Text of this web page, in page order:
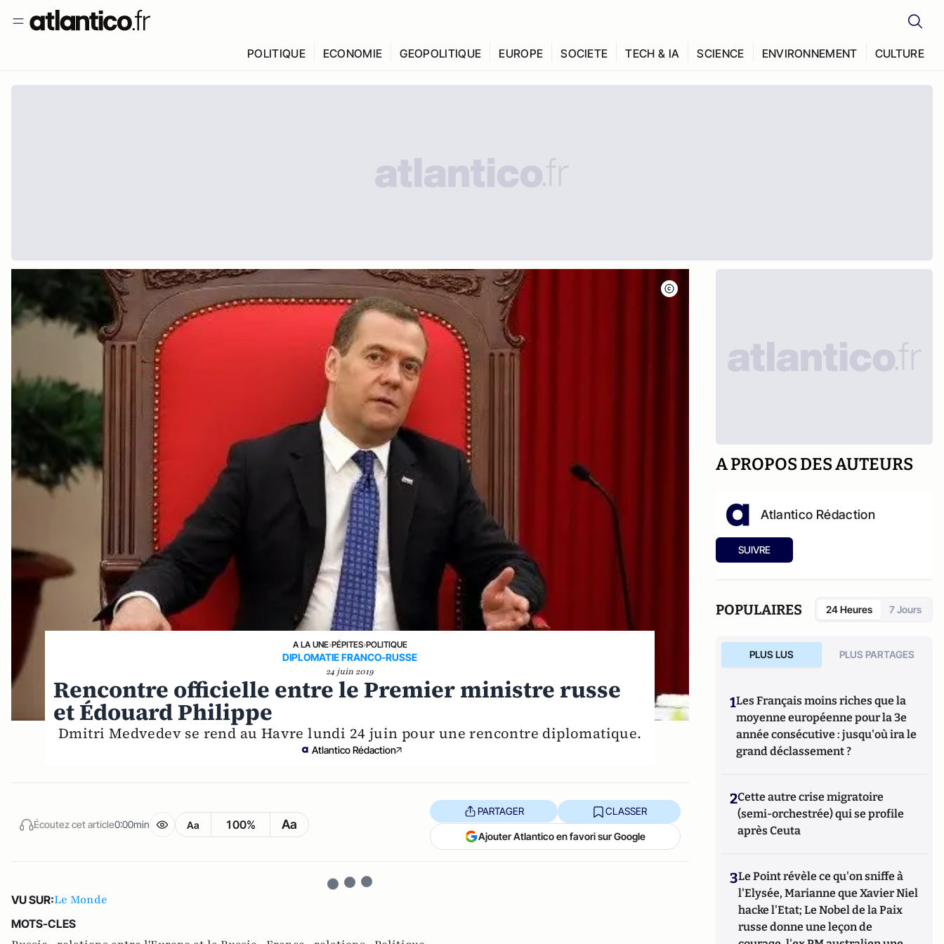
POLITIQUE ECONOMIE GEOPOLITIQUE EUROPE SOCIETE TECH & IA SCIENCE ENVIRONNEMENT CULTURE
A LA UNE›PÉPITES›POLITIQUE
DIPLOMATIE FRANCO-RUSSE
24 juin 2019
Rencontre officielle entre le Premier ministre russe
et Édouard Philippe
Dmitri Medvedev se rend au Havre lundi 24 juin pour une rencontre diplomatique.
Atlantico Rédaction
Écoutez cet article0:00min Aa 100% Aa
PARTAGER CLASSER
Ajouter Atlantico en favori sur Google
VU SUR:Le Monde
MOTS-CLES
A PROPOS DES AUTEURS
Atlantico Rédaction
SUIVRE
POPULAIRES 24 Heures 7 Jours
PLUS LUS PLUS PARTAGES
1Les Français moins riches que la
moyenne européenne pour la 3e
année consécutive : jusqu'où ira le
grand déclassement ?
2Cette autre crise migratoire
(semi-orchestrée) qui se profile
après Ceuta
3Le Point révèle ce qu'on sniffe à
l'Elysée, Marianne que Xavier Niel
hacke l'Etat; Le Nobel de la Paix
russe donne une leçon de